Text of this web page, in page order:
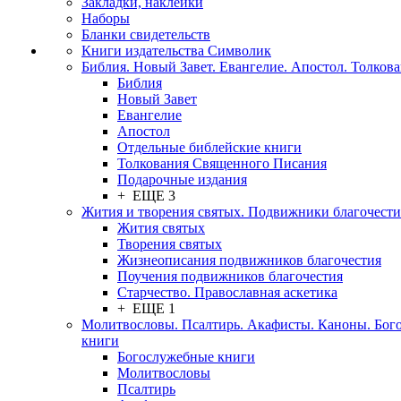
Наборы
Бланки свидетельств
Книги издательства Символик
Библия. Новый Завет. Евангелие. Апостол.
Библия
Новый Завет
Евангелие
Апостол
Отдельные библейские книги
Толкования Священного Писания
Подарочные издания
+ ЕЩЕ 3
Жития и творения святых. Подвижники
Жития святых
Творения святых
Жизнеописания подвижников благочестия
Поучения подвижников благочестия
Старчество. Православная аскетика
+ ЕЩЕ 1
Молитвословы. Псалтирь. Акафисты. Каноны.
книги
Богослужебные книги
Молитвословы
Псалтирь